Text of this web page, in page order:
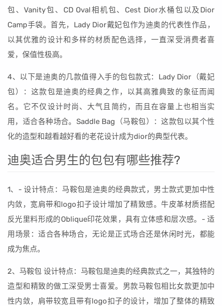
包、Vanity包、CD Oval相机包、Cest Dior水桶包以及Dior
Camp手袋。首先，Lady Dior戴妃包作为迪奥的代表性作品，
以其优雅的设计和多样的材质配色选择，一直深受消费者喜
爱，保值性极高。
4、以下是迪奥的几款值得入手的包包款式：Lady Dior（戴妃
包）：这款包是迪奥的经典之作，以其高雅典致的象征而闻
名。它不仅设计时尚、大气且简约，而且在容量上也相当实
用，适合各种场合。Saddle Bag（马鞍包）：这款包以其个性
化的造型和越看越好看的老花设计成为dior的典型代表。
迪奥适合男生的包包有哪些推荐?
1、- 设计特点：马鞍包是迪奥的经典款式，男士款式更加中性
内敛，宽肩带和logo扣子设计增加了精致感。牛皮革材质搭配
反光里料形成的Oblique印花效果，具有立体感和层次感。- 适
用场景：适合各种场合，无论是正式场合还是休闲时光，都能
成为焦点。
2、马鞍包 设计特点：马鞍包是迪奥的经典款式之一，其独特的
造型和精致的做工深受男士喜爱。男款马鞍包相比女款更加中
性内敛，肩带较宽且带有logo扣子的设计，增加了整体的精致